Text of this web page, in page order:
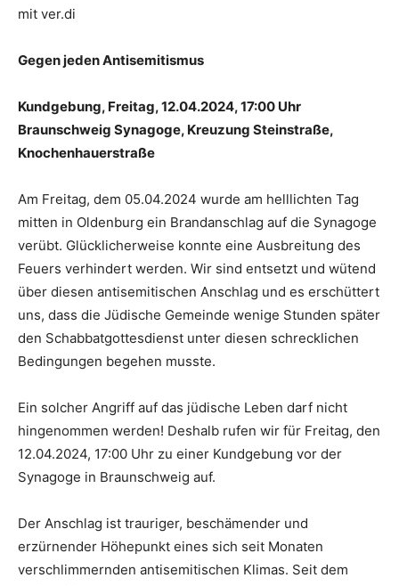
mit ver.di
Gegen jeden Antisemitismus
Kundgebung, Freitag, 12.04.2024, 17:00 Uhr
Braunschweig Synagoge, Kreuzung Steinstraße,
Knochenhauerstraße
Am Freitag, dem 05.04.2024 wurde am helllichten Tag
mitten in Oldenburg ein Brandanschlag auf die Synagoge
verübt. Glücklicherweise konnte eine Ausbreitung des
Feuers verhindert werden. Wir sind entsetzt und wütend
über diesen antisemitischen Anschlag und es erschüttert
uns, dass die Jüdische Gemeinde wenige Stunden später
den Schabbatgottesdienst unter diesen schrecklichen
Bedingungen begehen musste.
Ein solcher Angriff auf das jüdische Leben darf nicht
hingenommen werden! Deshalb rufen wir für Freitag, den
12.04.2024, 17:00 Uhr zu einer Kundgebung vor der
Synagoge in Braunschweig auf.
Der Anschlag ist trauriger, beschämender und
erzürnender Höhepunkt eines sich seit Monaten
verschlimmernden antisemitischen Klimas. Seit dem